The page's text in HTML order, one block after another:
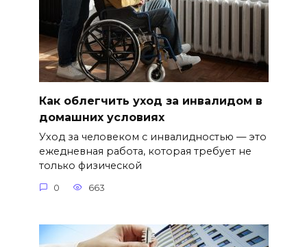
Как облегчить уход за инвалидом в
домашних условиях
Уход за человеком с инвалидностью — это
ежедневная работа, которая требует не
только физической
0 663